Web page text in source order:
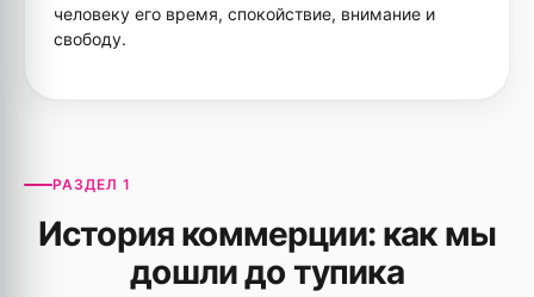
человеку его время, спокойствие, внимание и
свободу.
РАЗДЕЛ 1
История коммерции: как мы
дошли до тупика